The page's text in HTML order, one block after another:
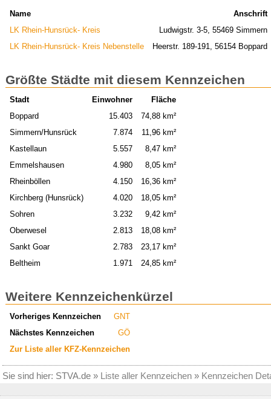
Name
Anschrift
LK Rhein-Hunsrück- Kreis
Ludwigstr. 3-5, 55469 Simmern
LK Rhein-Hunsrück- Kreis Nebenstelle
Heerstr. 189-191, 56154 Boppard
Größte Städte mit diesem Kennzeichen
Stadt Einwohner
Fläche
Boppard
15.403
74,88 km²
Simmern/Hunsrück
7.874
11,96 km²
Kastellaun
5.557
8,47 km²
Emmelshausen
4.980
8,05 km²
Rheinböllen
4.150
16,36 km²
Kirchberg (Hunsrück)
4.020
18,05 km²
Sohren
3.232
9,42 km²
Oberwesel
2.813
18,08 km²
Sankt Goar
2.783
23,17 km²
Beltheim
1.971 24,85 km²
Weitere Kennzeichenkürzel
Vorheriges Kennzeichen
GNT
Nächstes Kennzeichen
GÖ
Zur Liste aller KFZ-Kennzeichen
Sie sind hier: STVA.de » Liste aller Kennzeichen » Kennzeichen